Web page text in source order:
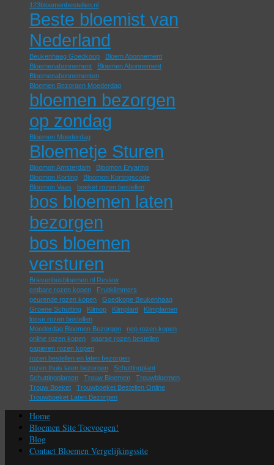
123bloemenbestellen.nl
Beste bloemist van
Nederland
Beukenhaag Goedkoop
Bloem Abonnement
Bloemenabonnement
Bloemen Abonnement
Bloemenabonnementen
Bloemen Bezorgen Moederdag
bloemen bezorgen
op zondag
Bloemen Moederdag
Bloemetje Sturen
Bloomon Amsterdam
Bloomon Ervaring
Bloomon Korting
Bloomon Kortingscode
Bloomon Vaas
boeket rozen bestellen
bos bloemen laten
bezorgen
bos bloemen
versturen
Brievenbusbloemen.nl Review
eetbare rozen kopen
Fruitklimmers
geurende rozen kopen
Goedkope Beukenhaag
Groene Schutting
Klimop Klimplant
Klimplanten
losse rozen bestellen
Moederdag Bloemen Bezorgen
nep rozen kopen
online rozen kopen
paarse rozen bestellen
papieren rozen kopen
rozen bestellen en laten bezorgen
rozen thuis laten bezorgen
Schuttingplant
Schuttingplanten
Trouw Bloemen
Trouwbloemen
Trouw Boeket
Trouwboeket Bestellen Online
Trouwboeket Laten Bezorgen
Home
Bloemen Site Toevoegen!
Blog
Contact Bloemen Vergelijkingssite